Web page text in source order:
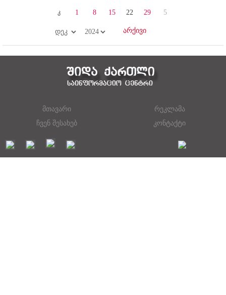
კ 1 8 15 22 29 5
მთავარი
რეკლამა
ჩვენ შესახებ
კონტაქტი